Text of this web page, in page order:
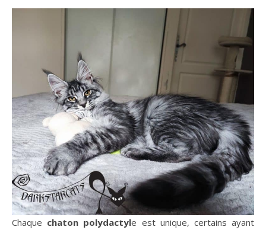
Chaque chaton polydactyle est unique, certains ayant